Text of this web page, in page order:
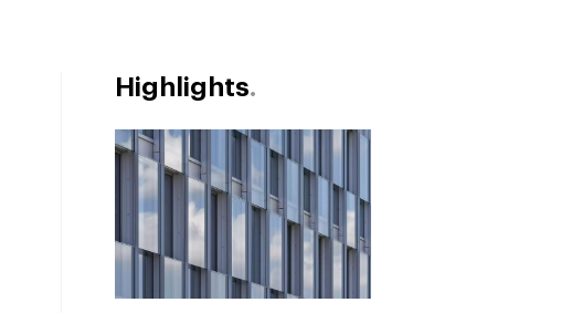
Highlights